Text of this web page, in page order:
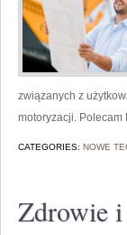
związanych z
motoryzacji. Polecam
CATEGORIES: NOWE
Zdrowie